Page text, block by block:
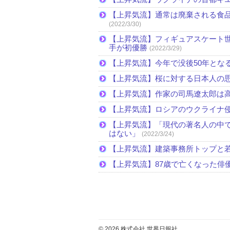
【上昇気流】通常は廃棄される
(2022/3/30)
【上昇気流】フィギュアスケー
手が初優勝 (2022/3/29)
【上昇気流】今年で没後50年と
【上昇気流】桜に対する日本人の
【上昇気流】作家の司馬遼太郎
【上昇気流】ロシアのウクライナ
【上昇気流】「現代の著名人の
はない」
(2022/3/24)
【上昇気流】建築事務所トップと
【上昇気流】87歳で亡くなった俳